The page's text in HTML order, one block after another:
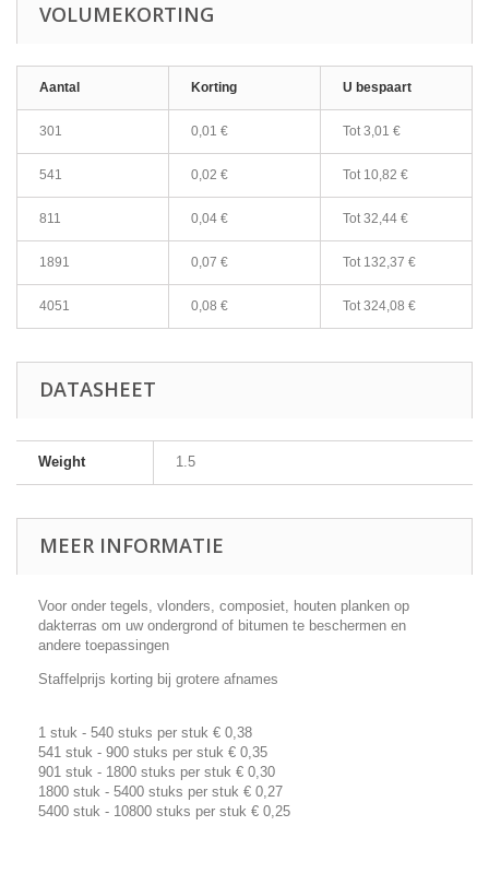
VOLUMEKORTING
Aantal Korting U bespaart
301 0,01 € Tot3,01 €
541 0,02 € Tot10,82 €
811 0,04 € Tot32,44 €
1891 0,07 € Tot132,37 €
4051 0,08 € Tot324,08 €
DATASHEET
Weight 1.5
MEER INFORMATIE
Voor onder tegels, vlonders, composiet, houten planken op
dakterras om uw ondergrond of bitumen te beschermen en
andere toepassingen
Staffelprijs korting bij grotere afnames
1 stuk - 540 stuks per stuk € 0,38
541 stuk - 900 stuks per stuk € 0,35
901 stuk - 1800 stuks per stuk € 0,30
1800 stuk - 5400 stuks per stuk € 0,27
5400 stuk - 10800 stuks per stuk € 0,25